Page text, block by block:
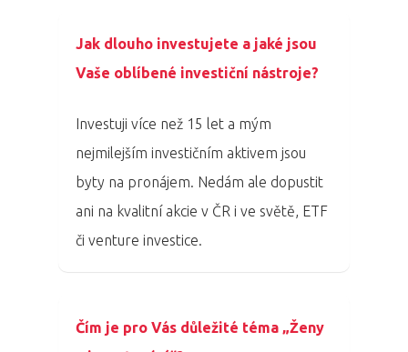
Jak dlouho investujete a jaké jsou
Vaše oblíbené investiční nástroje?
Investuji více než 15 let a mým
nejmilejším investičním aktivem jsou
byty na pronájem. Nedám ale dopustit
ani na kvalitní akcie v ČR i ve světě, ETF
či venture investice.
Čím je pro Vás důležité téma „Ženy